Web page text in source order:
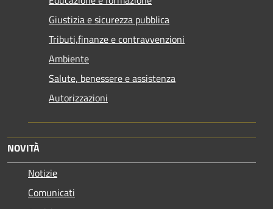
Giustizia e sicurezza pubblica
Tributi,finanze e contravvenzioni
Ambiente
Salute, benessere e assistenza
Autorizzazioni
NOVITÀ
Notizie
Comunicati